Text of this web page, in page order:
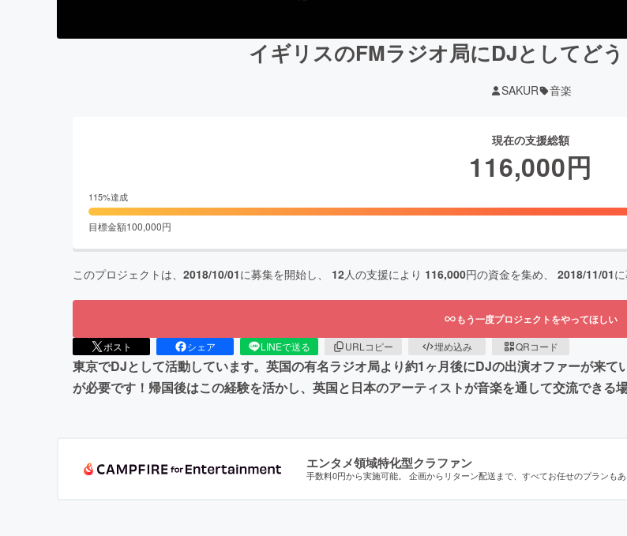
イギリスのFMラジオ局にDJとしてど
SAKUR 音楽
現在の支援総額
116,000円
115%達成
目標金額100,000円
このプロジェクトは、 2018/10/01に募集を開始し、 12人の支援により 116,000円の資金を集め、 2018/11/01
もう一度プロジェクトをやってほしい
ポスト シェア LINEで送る URLコピー 埋め込み QRコード
東京でDJとして活動しています。英国の有名ラジオ局より約1ヶ月後にDJの出演オファーが来
が必要です！帰国後はこの経験を活かし、英国と日本のアーティストが音楽を通して交流できる
エンタメ領域特化型クラファン
手数料0円から実施可能。 企画からリターン配送まで、すべてお任せのプランもあ